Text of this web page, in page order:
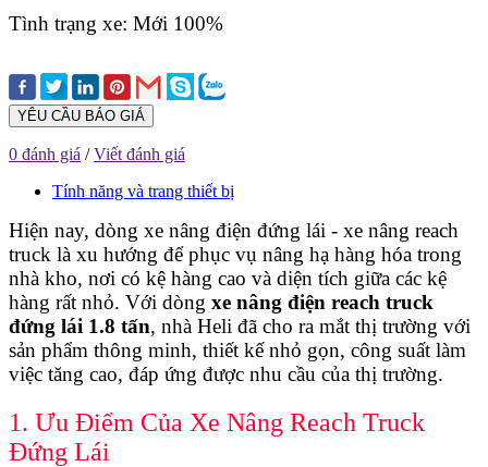
Tình trạng xe: Mới 100%
YÊU CẦU BÁO GIÁ
0 đánh giá /Viết đánh giá
Tính năng và trang thiết bị
Hiện nay, dòng xe nâng điện đứng lái - xe nâng reach
truck là xu hướng để phục vụ nâng hạ hàng hóa trong
nhà kho, nơi có kệ hàng cao và diện tích giữa các kệ
hàng rất nhỏ. Với dòng xe nâng điện reach truck
đứng lái 1.8 tấn, nhà Heli đã cho ra mắt thị trường với
sản phẩm thông minh, thiết kế nhỏ gọn, công suất làm
việc tăng cao, đáp ứng được nhu cầu của thị trường.
1. Ưu Điểm Của Xe Nâng Reach Truck
Đứng Lái